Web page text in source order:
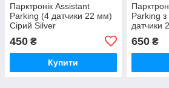
Парктронік Assistant
Parking (4 датчики 22 мм)
Сірий Silver
450 ₴
Купити
Parking
датчики
650₴